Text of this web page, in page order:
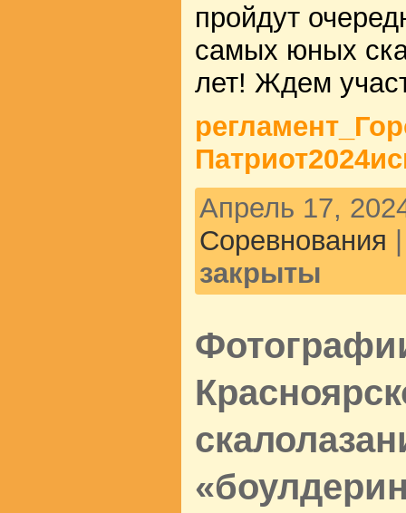
пройдут
самых юных
лет! Ждем
Апрель 17,
Соревнования
закрыты